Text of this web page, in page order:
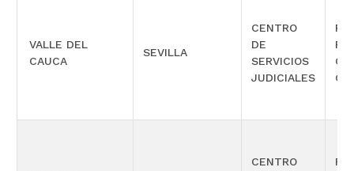
VALLE DEL
CAUCA
SEVILLA
CENTRO
DE
SERVICIOS
JUDICIALES
CENTRO